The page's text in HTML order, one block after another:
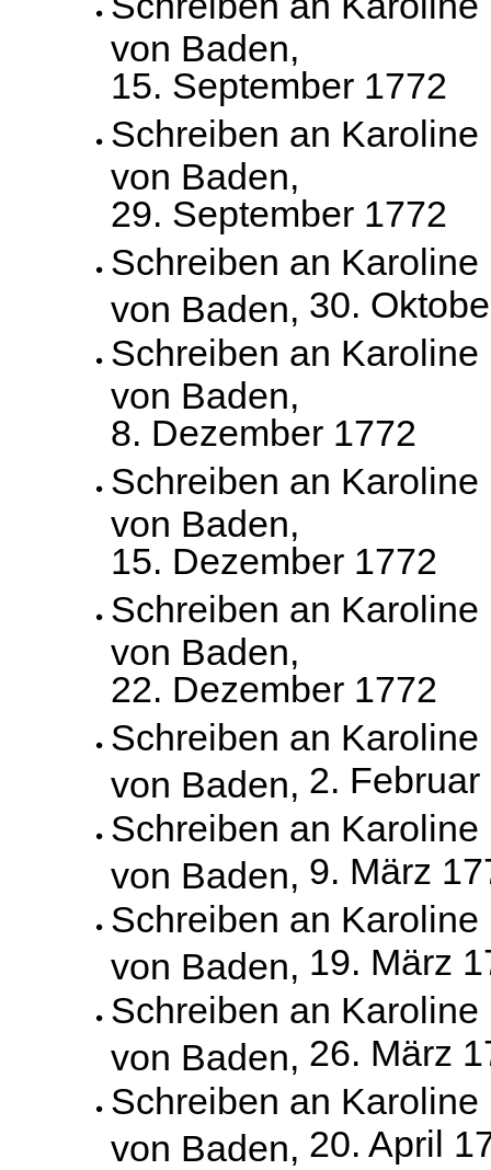
von Baden,
15. September 1772
Schreiben an Karoline
von Baden,
29. September 1772
Schreiben an Karoline
von Baden, 30.
Schreiben an Karoline
von Baden,
8. Dezember 1772
Schreiben an Karoline
von Baden,
15. Dezember 1772
Schreiben an Karoline
von Baden,
22. Dezember 1772
Schreiben an Karoline
von Baden, 2. Februar
Schreiben an Karoline
von Baden, 9. März
Schreiben an Karoline
von Baden, 19. März
Schreiben an Karoline
von Baden, 26. März
Schreiben an Karoline
von Baden, 20. April